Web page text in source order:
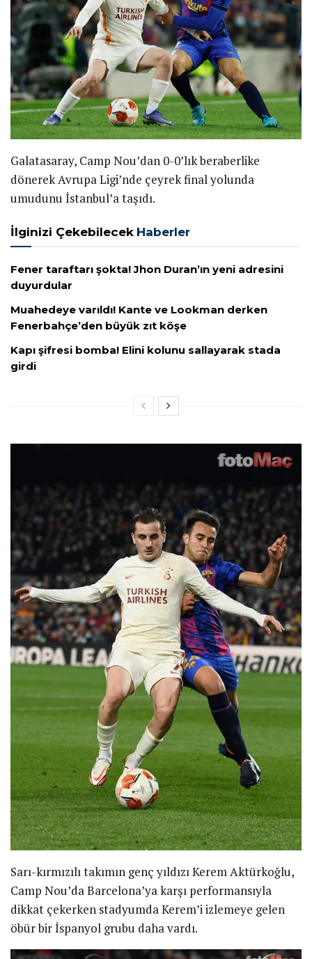
Galatasaray, Camp Nou’dan 0-0’lık beraberlike
dönerek Avrupa Ligi’nde çeyrek final yolunda
umudunu İstanbul’a taşıdı.
İlginizi Çekebilecek Haberler
Fener taraftarı şokta! Jhon Duran’ın yeni adresini
duyurdular
Muahedeye varıldı! Kante ve Lookman derken
Fenerbahçe’den büyük zıt köşe
Kapı şifresi bomba! Elini kolunu sallayarak stada
girdi
Sarı-kırmızılı takımın genç yıldızı Kerem Aktürkoğlu,
Camp Nou’da Barcelona’ya karşı performansıyla
dikkat çekerken stadyumda Kerem’i izlemeye gelen
öbür bir İspanyol grubu daha vardı.